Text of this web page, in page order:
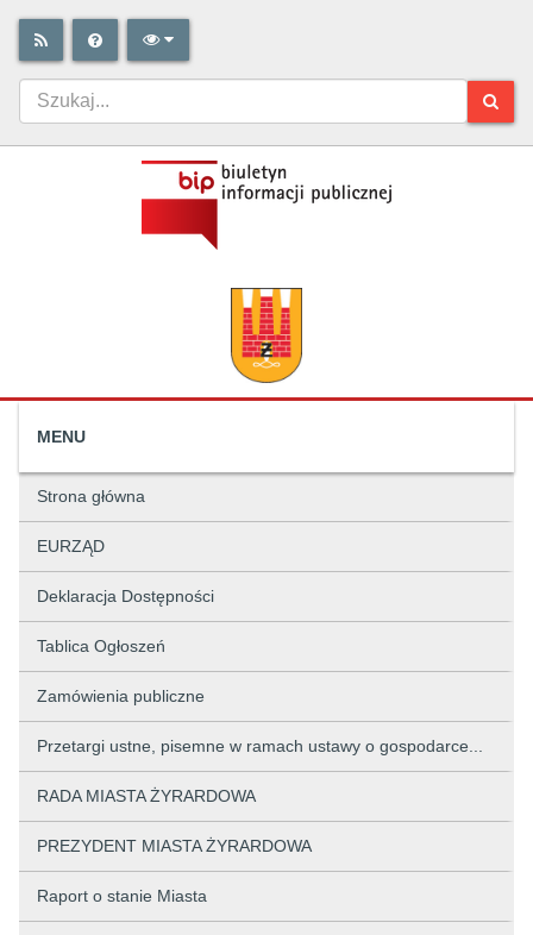
MENU
Strona główna
EURZĄD
Deklaracja Dostępności
Tablica Ogłoszeń
Zamówienia publiczne
Przetargi ustne, pisemne w ramach ustawy o gospodarce...
RADA MIASTA ŻYRARDOWA
PREZYDENT MIASTA ŻYRARDOWA
Raport o stanie Miasta